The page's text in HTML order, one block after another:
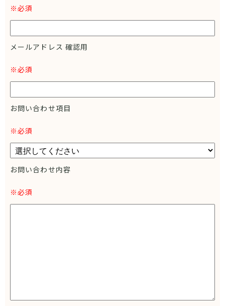
当社は、サービス向上のため、本ウェブサイトの制作・運営等
を外部に委託する場合があります。
その際は、個人情報の漏えい等が発生しないよう、委託先に対
して適切な管理・監督を徹底いたします。
5．情報配信の停止について
お客様が個人情報をご提供された場合、当社より電子メール等
これらの情報配信を希望されない場合は、お客様ご自身で配信
れば速やかに停止いたします。
6．個人情報の管理
当社は、個人情報の漏えい、滅失、毀損を防止するため、適切
7．お問い合わせ窓口
※必須
メールアドレス 確認用
※必須
お問い合わせ項目
※必須
お問い合わせ内容
※必須